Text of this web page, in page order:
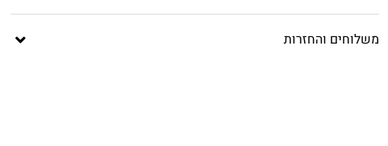
משלוחים והחזרות